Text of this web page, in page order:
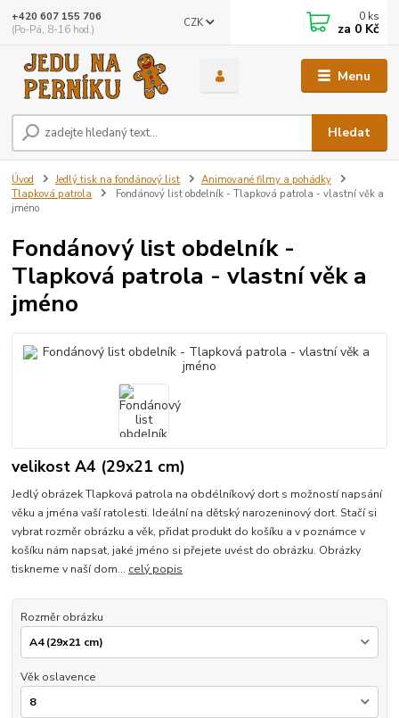
Menu
CZK
Hledat
+420 607 155 706
(Po-Pá, 8-16 hod.)
0 ks
za 0 Kč
Úvod Jedlý tisk na fondánový list
Animované filmy a pohádky
Tlapková patrola
Fondánový list obdelník - Tlapková patrola - vlastní věk a
jméno
Fondánový list obdelník -
Tlapková patrola - vlastní věk a
jméno
velikost A4 (29x21 cm)
Jedlý obrázek Tlapková patrola na obdélníkový dort s možností napsání
věku a jména vaší ratolesti. Ideální na dětský narozeninový dort. Stačí si
vybrat rozměr obrázku a věk, přidat produkt do košíku a v poznámce v
košíku nám napsat, jaké jméno si přejete uvést do obrázku. Obrázky
tiskneme v naší dom... celý popis
Rozměr obrázku
Věk oslavence